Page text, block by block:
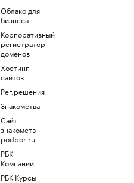
Облако для
бизнеса
Корпоративный
регистратор
доменов
Хостинг
сайтов
Рег.решения
Знакомства
Сайт
знакомств
podbor.ru
РБК
Компании
РБК Курсы